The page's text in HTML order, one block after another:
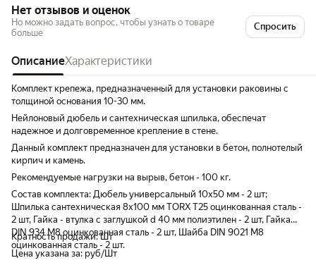
Нет отзывов и оценок
Но можно задать вопрос, чтобы узнать о товаре
больше
Спросить
ОписаниеХарактеристики
Комплект крепежа, предназначенный для установки раковины с
толщиной основания 10-30 мм.
Нейлоновый дюбель и сантехническая шпилька, обеспечат
надежное и долговременное крепление в стене.
Данный комплект предназначен для установки в бетон, полнотелый
кирпич и камень.
Рекомендуемые нагрузки на вырыв, бетон - 100 кг.
Состав комплекта: Дюбель универсальный 10x50 мм - 2 шт;
Шпилька сантехническая 8x100 мм TORX T25 оцинкованная сталь -
2 шт, Гайка - втулка с заглушкой d 40 мм полиэтилен - 2 шт, Гайка
DIN 934 М8 оцинкованная сталь - 2 шт, Шайба DIN 9021 М8
оцинкованная сталь - 2 шт.
Кратность продажи: Шт
Цена указана за: руб/Шт